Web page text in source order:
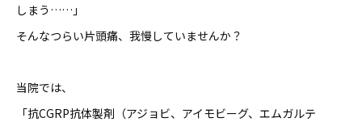
しまう……」
そんなつらい片頭痛、我慢していませんか？
当院では、
「抗CGRP抗体製剤（アジョビ、アイモビーグ、エムガルテ